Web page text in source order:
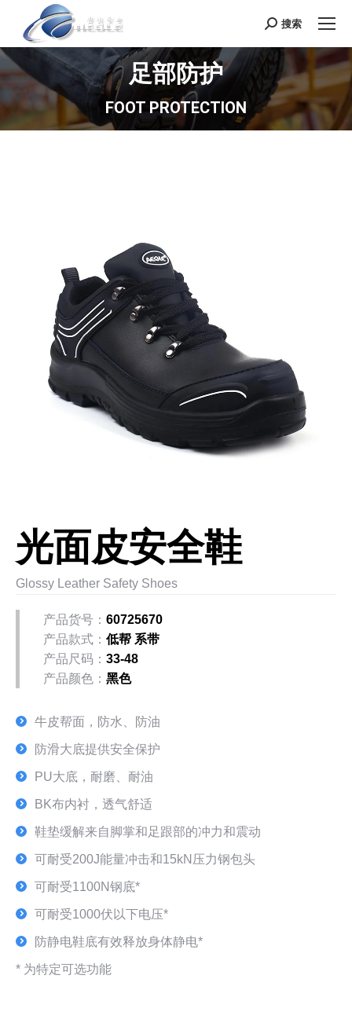
Search:
搜索
足部防护
FOOT PROTECTION
光面皮安全鞋
Glossy Leather Safety Shoes
产品货号： 60725670
产品款式： 低帮 系带
产品尺码： 33-48
产品颜色： 黑色
牛皮帮面，防水、防油
防滑大底提供安全保护
PU大底，耐磨、耐油
BK布内衬，透气舒适
鞋垫缓解来自脚掌和足跟部的冲力和震动
可耐受200J能量冲击和15kN压力钢包头
可耐受1100N钢底*
可耐受1000伏以下电压*
防静电鞋底有效释放身体静电*
* 为特定可选功能